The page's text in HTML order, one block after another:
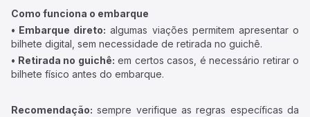
Como funciona o embarque
• Embarque direto: algumas viações permitem apresentar o
bilhete digital, sem necessidade de retirada no guichê.
• Retirada no guichê: em certos casos, é necessário retirar o
bilhete físico antes do embarque.
Recomendação: sempre verifique as regras específicas da